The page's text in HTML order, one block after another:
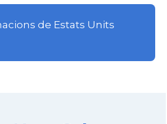
de Estats Units